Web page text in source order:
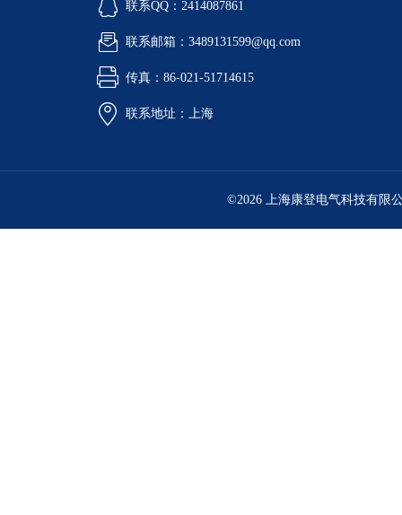
联系QQ：2414087861
联系邮箱：3489131599@qq.com
传真：86-021-51714615
联系地址：上海
©2026 上海康登电气科技有限